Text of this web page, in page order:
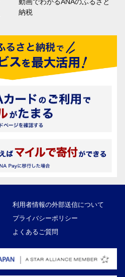
納税
利用者情報の外部送信について
プライバシーポリシー
よくあるご質問